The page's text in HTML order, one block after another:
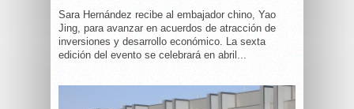
Sara Hernández recibe al embajador chino, Yao
Jing, para avanzar en acuerdos de atracción de
inversiones y desarrollo económico. La sexta
edición del evento se celebrará en abril...